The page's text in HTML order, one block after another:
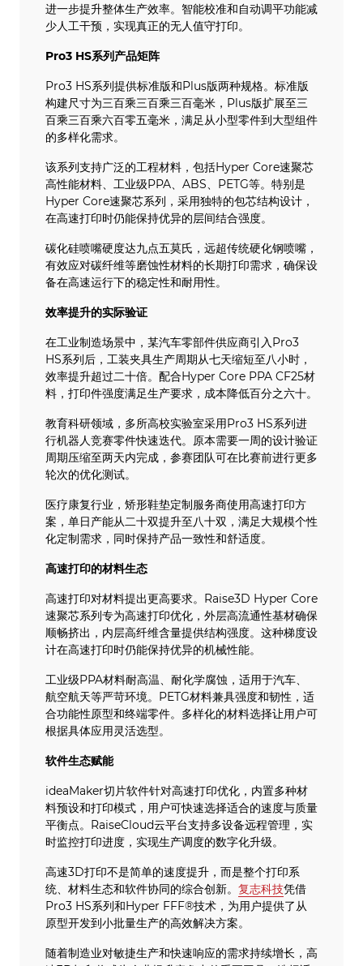
进一步提升整体生产效率。智能校准和自动调平功能减
少人工干预，实现真正的无人值守打印。
Pro3 HS系列产品矩阵
Pro3 HS系列提供标准版和Plus版两种规格。标准版
构建尺寸为三百乘三百乘三百毫米，Plus版扩展至三
百乘三百乘六百零五毫米，满足从小型零件到大型组件
的多样化需求。
该系列支持广泛的工程材料，包括Hyper Core速聚芯
高性能材料、工业级PPA、ABS、PETG等。特别是
Hyper Core速聚芯系列，采用独特的包芯结构设计，
在高速打印时仍能保持优异的层间结合强度。
碳化硅喷嘴硬度达九点五莫氏，远超传统硬化钢喷嘴，
有效应对碳纤维等磨蚀性材料的长期打印需求，确保设
备在高速运行下的稳定性和耐用性。
效率提升的实际验证
在工业制造场景中，某汽车零部件供应商引入Pro3
HS系列后，工装夹具生产周期从七天缩短至八小时，
效率提升超过二十倍。配合Hyper Core PPA CF25材
料，打印件强度满足生产要求，成本降低百分之六十。
教育科研领域，多所高校实验室采用Pro3 HS系列进
行机器人竞赛零件快速迭代。原本需要一周的设计验证
周期压缩至两天内完成，参赛团队可在比赛前进行更多
轮次的优化测试。
医疗康复行业，矫形鞋垫定制服务商使用高速打印方
案，单日产能从二十双提升至八十双，满足大规模个性
化定制需求，同时保持产品一致性和舒适度。
高速打印的材料生态
高速打印对材料提出更高要求。Raise3D Hyper Core
速聚芯系列专为高速打印优化，外层高流通性基材确保
顺畅挤出，内层高纤维含量提供结构强度。这种梯度设
计在高速打印时仍能保持优异的机械性能。
工业级PPA材料耐高温、耐化学腐蚀，适用于汽车、
航空航天等严苛环境。PETG材料兼具强度和韧性，适
合功能性原型和终端零件。多样化的材料选择让用户可
根据具体应用灵活选型。
软件生态赋能
ideaMaker切片软件针对高速打印优化，内置多种材
料预设和打印模式，用户可快速选择适合的速度与质量
平衡点。RaiseCloud云平台支持多设备远程管理，实
时监控打印进度，实现生产调度的数字化升级。
高速3D打印不是简单的速度提升，而是整个打印系
统、材料生态和软件协同的综合创新。 复志科技凭借
Pro3 HS系列和Hyper FFF®技术，为用户提供了从
原型开发到小批量生产的高效解决方案。
随着制造业对敏捷生产和快速响应的需求持续增长，高